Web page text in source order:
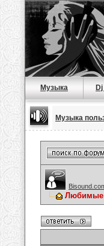
Музыка
Музыка
Любимые